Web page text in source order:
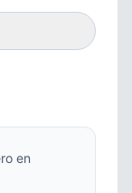
en